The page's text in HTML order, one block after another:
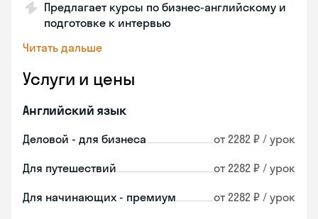
Предлагает курсы по бизнес-английскому и
подготовке к интервью
Читать дальше
Услуги и цены
Английский язык
Деловой - для бизнеса от 2282 ₽ / урок
Для путешествий от 2282 ₽ / урок
Для начинающих - премиум от 2282 ₽ / урок